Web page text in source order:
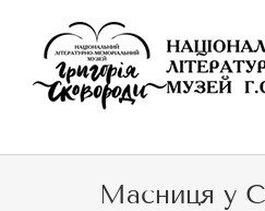
content
Масниця у